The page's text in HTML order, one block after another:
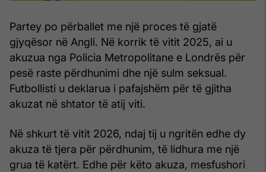
Partey po përballet me një proces të gjatë
gjyqësor në Angli. Në korrik të vitit 2025, ai u
akuzua nga Policia Metropolitane e Londrës për
pesë raste përdhunimi dhe një sulm seksual.
Futbollisti u deklarua i pafajshëm për të gjitha
akuzat në shtator të atij viti.
Në shkurt të vitit 2026, ndaj tij u ngritën edhe dy
akuza të tjera për përdhunim, të lidhura me një
grua të katërt. Edhe për këto akuza, mesfushori